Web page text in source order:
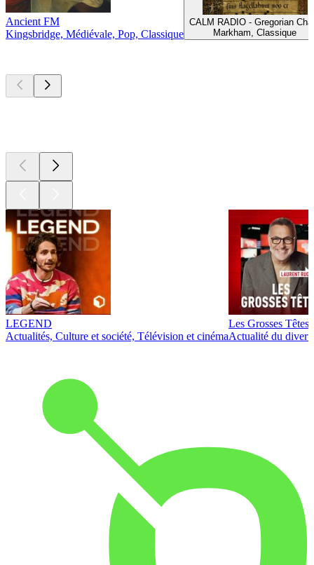
Ancient FM
Kingsbridge, Médiévale, Pop, Classique
CALM RADIO - Gregorian
Markham, Classique
LEGEND
Actualités, Culture et société, Télévision et cinéma
Les Grosses Têtes
Actualité du